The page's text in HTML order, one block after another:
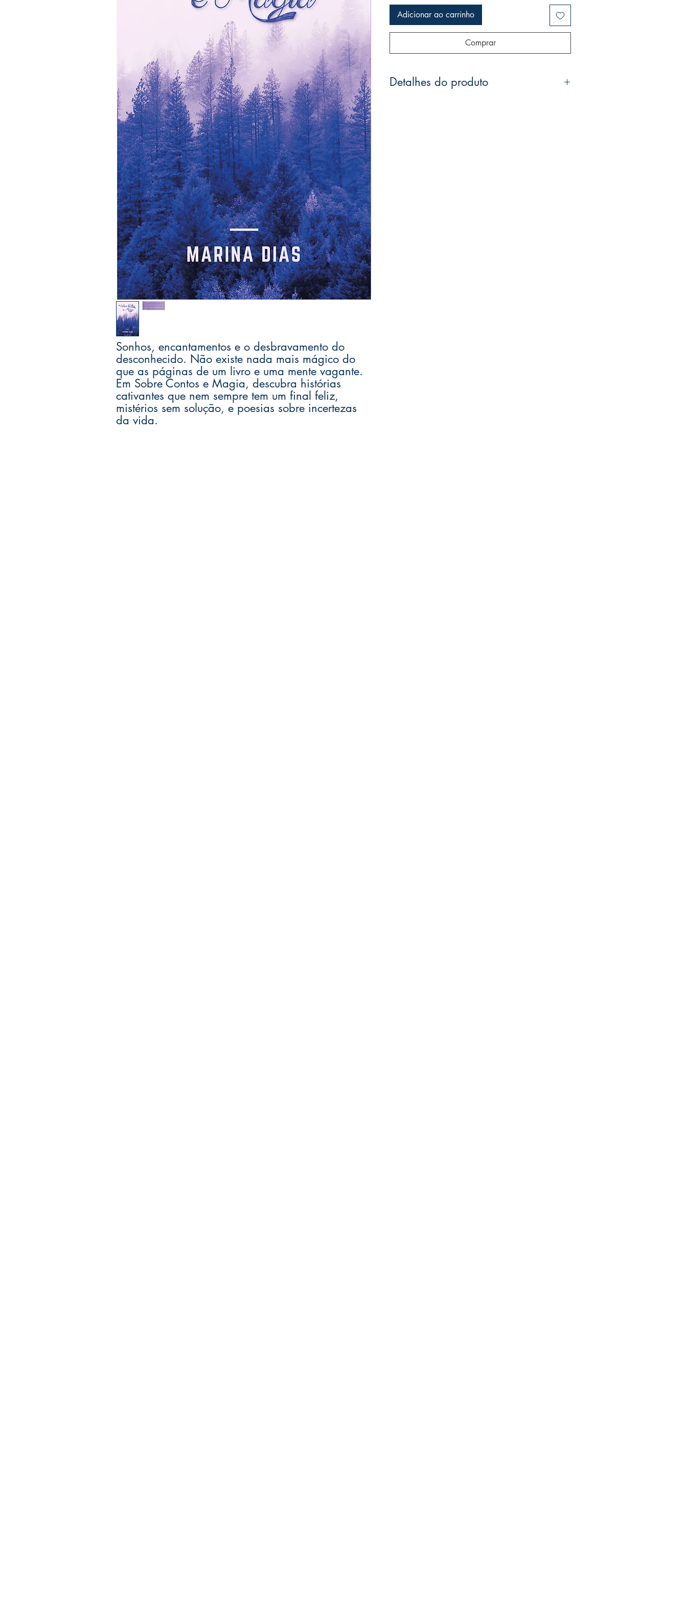
Sonhos, encantamentos e o desbravamento do
desconhecido. Não existe nada mais mágico do
que as páginas de um livro e uma mente vagante.
Em Sobre Contos e Magia, descubra histórias
cativantes que nem sempre tem um final feliz,
mistérios sem solução, e poesias sobre incertezas
da vida.
Adicionar ao carrinho
Comprar
Detalhes do produto